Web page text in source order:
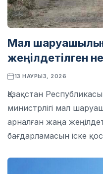
Мал
жеңілдетілген
13 НАУРЫЗ, 2026
Қазақстан
министрлігі мал
арналған жаңа
бағдарламасын іске